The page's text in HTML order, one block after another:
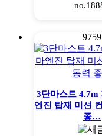
9759
3단마스트 4.7m
엔진 탑재 미션
좋…